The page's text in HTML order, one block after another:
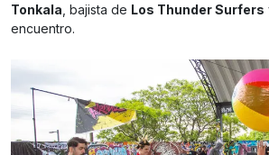
Tonkala, bajista de Los Thunder Surfers
encuentro.